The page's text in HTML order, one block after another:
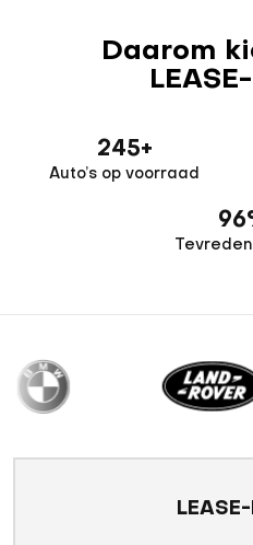
Daarom
245+
Auto’s op voorraad
96